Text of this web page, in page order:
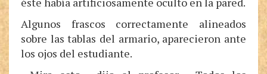
Algunos frascos correctamente alineados
sobre las tablas del armario, aparecieron ante
los ojos del estudiante.